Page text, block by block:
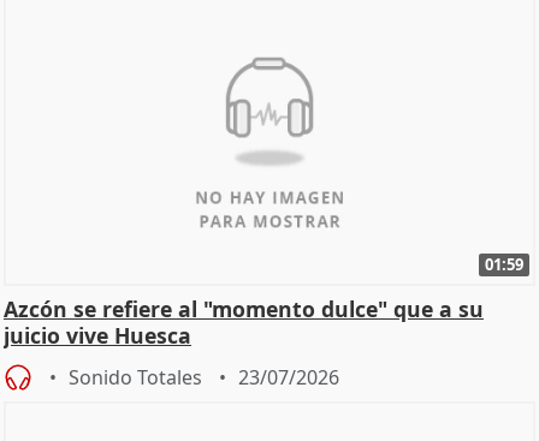
01:59
Azcón se refiere al "momento dulce" que a su
juicio vive Huesca
Sonido Totales 23/07/2026